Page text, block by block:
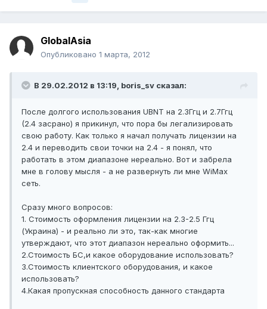
GlobalAsia
Опубликовано 1 марта, 2012
В 29.02.2012 в 13:19, boris_sv сказал:
После долгого использования UBNT на 2.3Ггц и 2.7Ггц
(2.4 засрано) я прикинул, что пора бы легализировать
свою работу. Как только я начал получать лицензии на
2.4 и переводить свои точки на 2.4 - я понял, что
работать в этом диапазоне нереально. Вот и забрела
мне в голову мысля - а не развернуть ли мне WiMax
сеть.
Сразу много вопросов:
1. Стоимость оформления лицензии на 2.3-2.5 Ггц
(Украина) - и реально ли это, так-как многие
утверждают, что этот диапазон нереально оформить...
2.Стоимость БС,и какое оборудование использовать?
3.Стоимость клиентского оборудования, и какое
использовать?
4.Какая пропускная способность данного стандарта